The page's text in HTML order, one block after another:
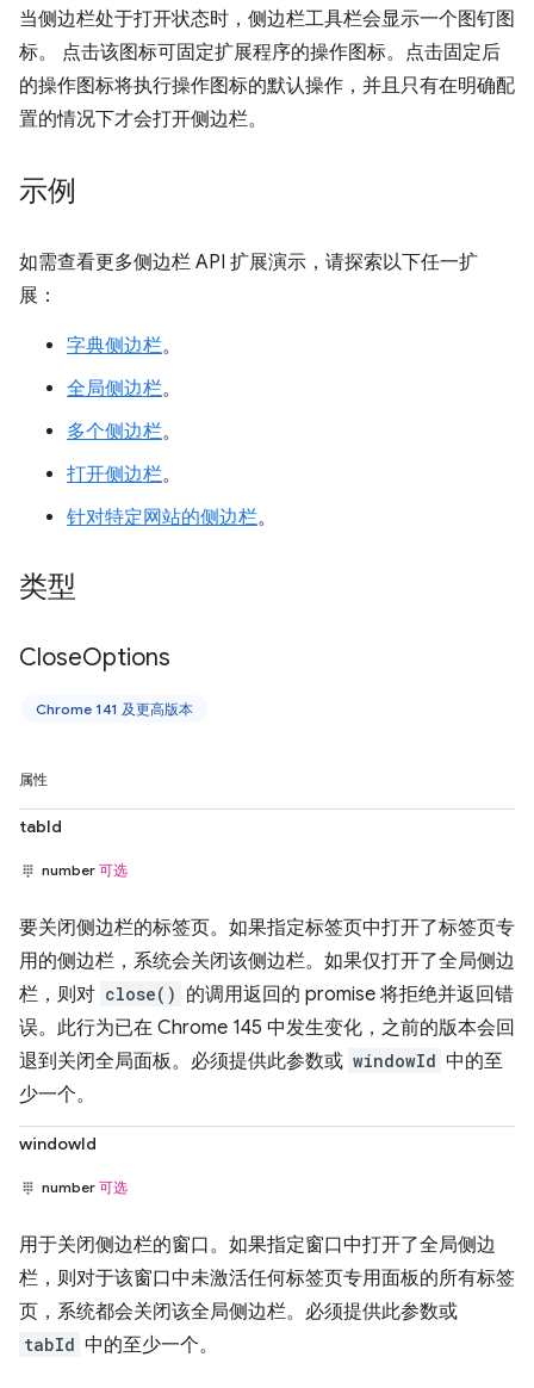
当侧边栏处于打开状态时，侧边栏工具栏会显示一个图钉图
标。 点击该图标可固定扩展程序的操作图标。点击固定后
的操作图标将执行操作图标的默认操作，并且只有在明确配
置的情况下才会打开侧边栏。
示例
如需查看更多侧边栏 API 扩展演示，请探索以下任一扩
展：
字典侧边栏。
全局侧边栏。
多个侧边栏。
打开侧边栏。
针对特定网站的侧边栏。
类型
CloseOptions
Chrome 141 及更高版本
属性
tabId
number 可选
要关闭侧边栏的标签页。如果指定标签页中打开了标签页专
用的侧边栏，系统会关闭该侧边栏。如果仅打开了全局侧边
栏，则对 close() 的调用返回的 promise 将拒绝并返回错
误。此行为已在 Chrome 145 中发生变化，之前的版本会回
退到关闭全局面板。必须提供此参数或 windowId 中的至
少一个。
windowId
number 可选
用于关闭侧边栏的窗口。如果指定窗口中打开了全局侧边
栏，则对于该窗口中未激活任何标签页专用面板的所有标签
页，系统都会关闭该全局侧边栏。必须提供此参数或
tabId 中的至少一个。